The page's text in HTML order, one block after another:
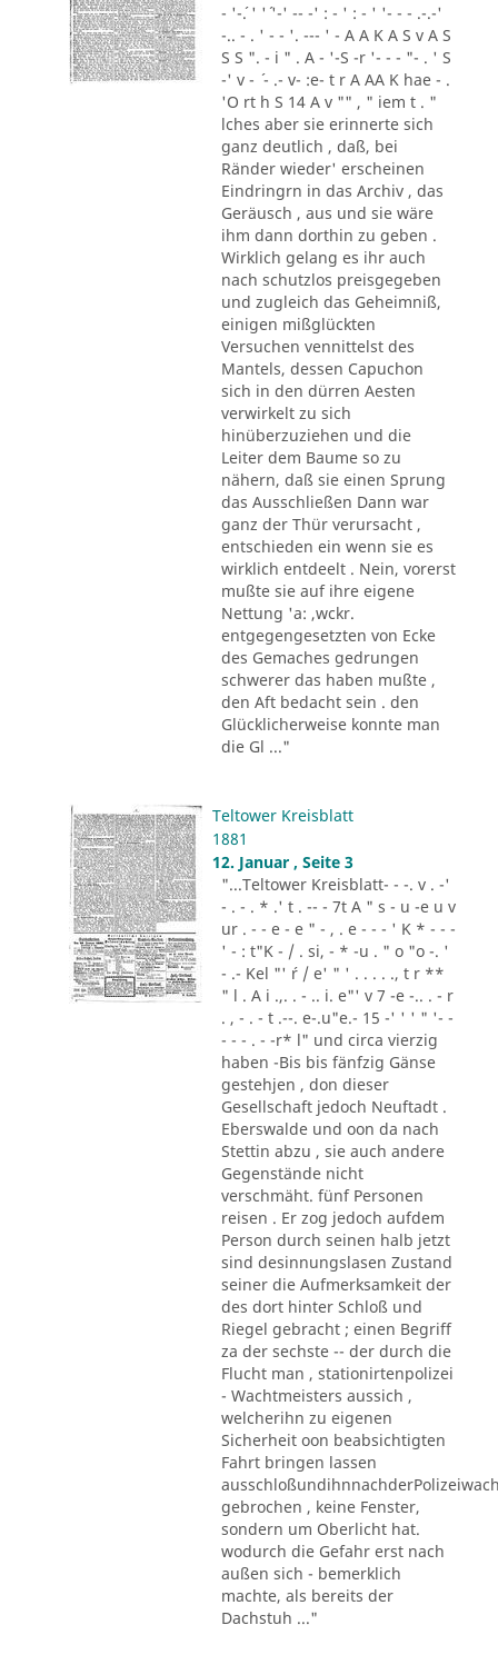
- '-´. ' '´ '-' -- -' : - ' : - ' '- - - .-.-'
-.. - . ' - - '. --- ' - A A K A S v A S
S S ". - i " . A - '-S -r '- - - "- . ' S
-' v - ´ - .- v- :e- t r A AA K hae - .
'O rt h S 14 A v "" , " iem t . "
lches aber sie erinnerte sich
ganz deutlich , daß, bei
Ränder wieder' erscheinen
Eindringrn in das Archiv , das
Geräusch , aus und sie wäre
ihm dann dorthin zu geben .
Wirklich gelang es ihr auch
nach schutzlos preisgegeben
und zugleich das Geheimniß,
einigen mißglückten
Versuchen vennittelst des
Mantels, dessen Capuchon
sich in den dürren Aesten
verwirkelt zu sich
hinüberzuziehen und die
Leiter dem Baume so zu
nähern, daß sie einen Sprung
das Ausschließen Dann war
ganz der Thür verursacht ,
entschieden ein wenn sie es
wirklich entdeelt . Nein, vorerst
mußte sie auf ihre eigene
Nettung 'a: ,wckr.
entgegengesetzten von Ecke
des Gemaches gedrungen
schwerer das haben mußte ,
den Aft bedacht sein . den
Glücklicherweise konnte man
die Gl ..."
Teltower Kreisblatt
1881
12. Januar , Seite 3
"...Teltower Kreisblatt- - -. v . -'
- . - . * .' t . -- - 7t A " s - u -e u v
ur . - - e - e " - , . e - - - ' K * - - -
' - : t"K - / . si, - * -u . " o "o -. '
- .- Kel "' ´r / e' " ' . . . . ., t r **
" l . A i .,. . - .. i. e"' v 7 -e -.. . - r
. , - . - t .--. e-.u"e.- 15 -' ' ' " '- -
- - - . - -r* l" und circa vierzig
haben -Bis bis fänfzig Gänse
gestehjen , don dieser
Gesellschaft jedoch Neuftadt .
Eberswalde und oon da nach
Stettin abzu , sie auch andere
Gegenstände nicht
verschmäht. fünf Personen
reisen . Er zog jedoch aufdem
Person durch seinen halb jetzt
sind desinnungslasen Zustand
seiner die Aufmerksamkeit der
des dort hinter Schloß und
Riegel gebracht ; einen Begriff
za der sechste -- der durch die
Flucht man , stationirtenpolizei
- Wachtmeisters aussich ,
welcherihn zu eigenen
Sicherheit oon beabsichtigten
Fahrt bringen lassen
gebrochen , keine Fenster,
sondern um Oberlicht hat.
wodurch die Gefahr erst nach
außen sich - bemerklich
machte, als bereits der
Dachstuh ..."